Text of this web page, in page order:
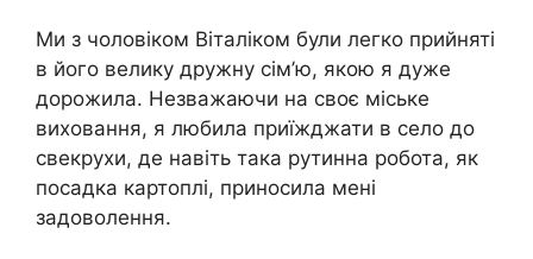
Ми з чоловіком Віталіком були легко прийняті
в його велику дружну сім’ю, якою я дуже
дорожила. Незважаючи на своє міське
виховання, я любила приїжджати в село до
свекрухи, де навіть така рутинна робота, як
посадка картоплі, приносила мені
задоволення.